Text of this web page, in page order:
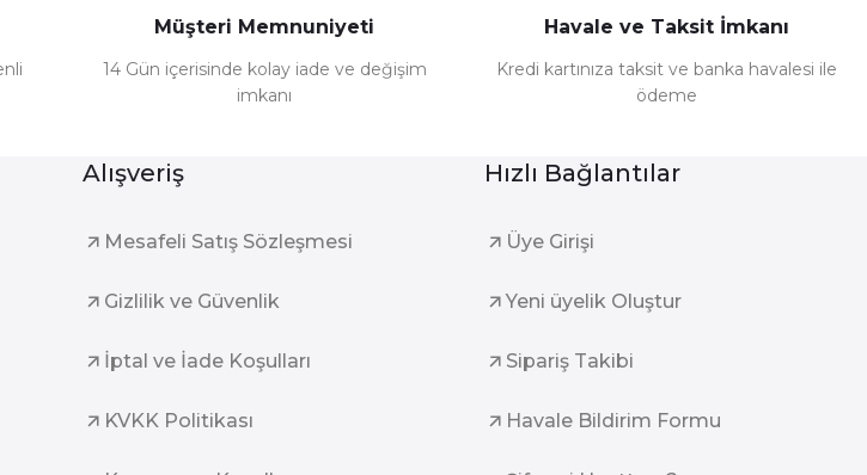
Müşteri Memnuniyeti
14 Gün içerisinde kolay iade ve değişim
imkanı
Havale ve Taksit İmkanı
Kredi kartınıza taksit ve banka havalesi ile
ödeme
Alışveriş
Mesafeli Satış Sözleşmesi
Gizlilik ve Güvenlik
İptal ve İade Koşulları
KVKK Politikası
Hızlı Bağlantılar
Üye Girişi
Yeni üyelik Oluştur
Sipariş Takibi
Havale Bildirim Formu